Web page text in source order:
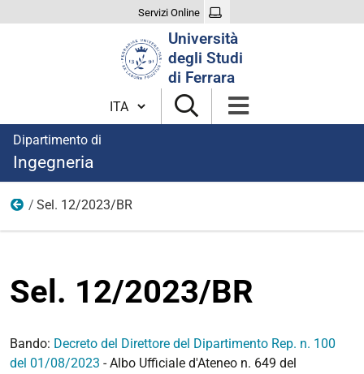
Servizi Online
Università
degli Studi
di Ferrara
Cambia lingua
Dipartimento di
Ingegneria
2023
Sel. 12/2023/BR
Sel. 12/2023/BR
Bando: Decreto del Direttore del Dipartimento Rep. n. 100
del 01/08/2023 - Albo Ufficiale d'Ateneo n. 649 del